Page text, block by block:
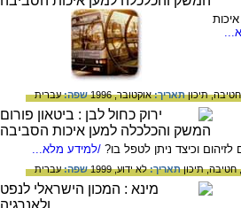
חטיבה,תיכוןתאריך:אוקטובר, 1996 שפה:עברית
וכיצד ניתן לטפל בו? /למידע מלא...
חטיבה,תיכוןתאריך:לא ידוע, 1999 שפה:עברית